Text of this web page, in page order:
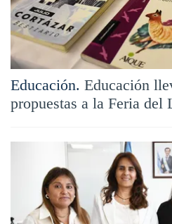
Educación. Educación
propuestas a la Feria del